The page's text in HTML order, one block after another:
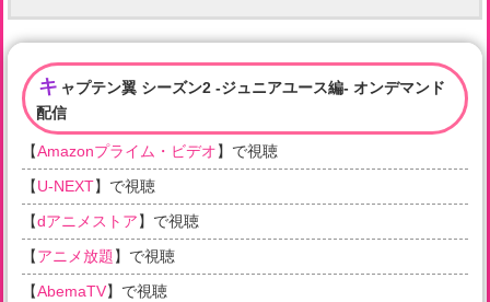
キ ャプテン翼 シーズン2 -ジュニアユース編- オンデマンド
配信
【Amazonプライム・ビデオ】で視聴
【U-NEXT】で視聴
【dアニメストア】で視聴
【アニメ放題】で視聴
【AbemaTV】で視聴